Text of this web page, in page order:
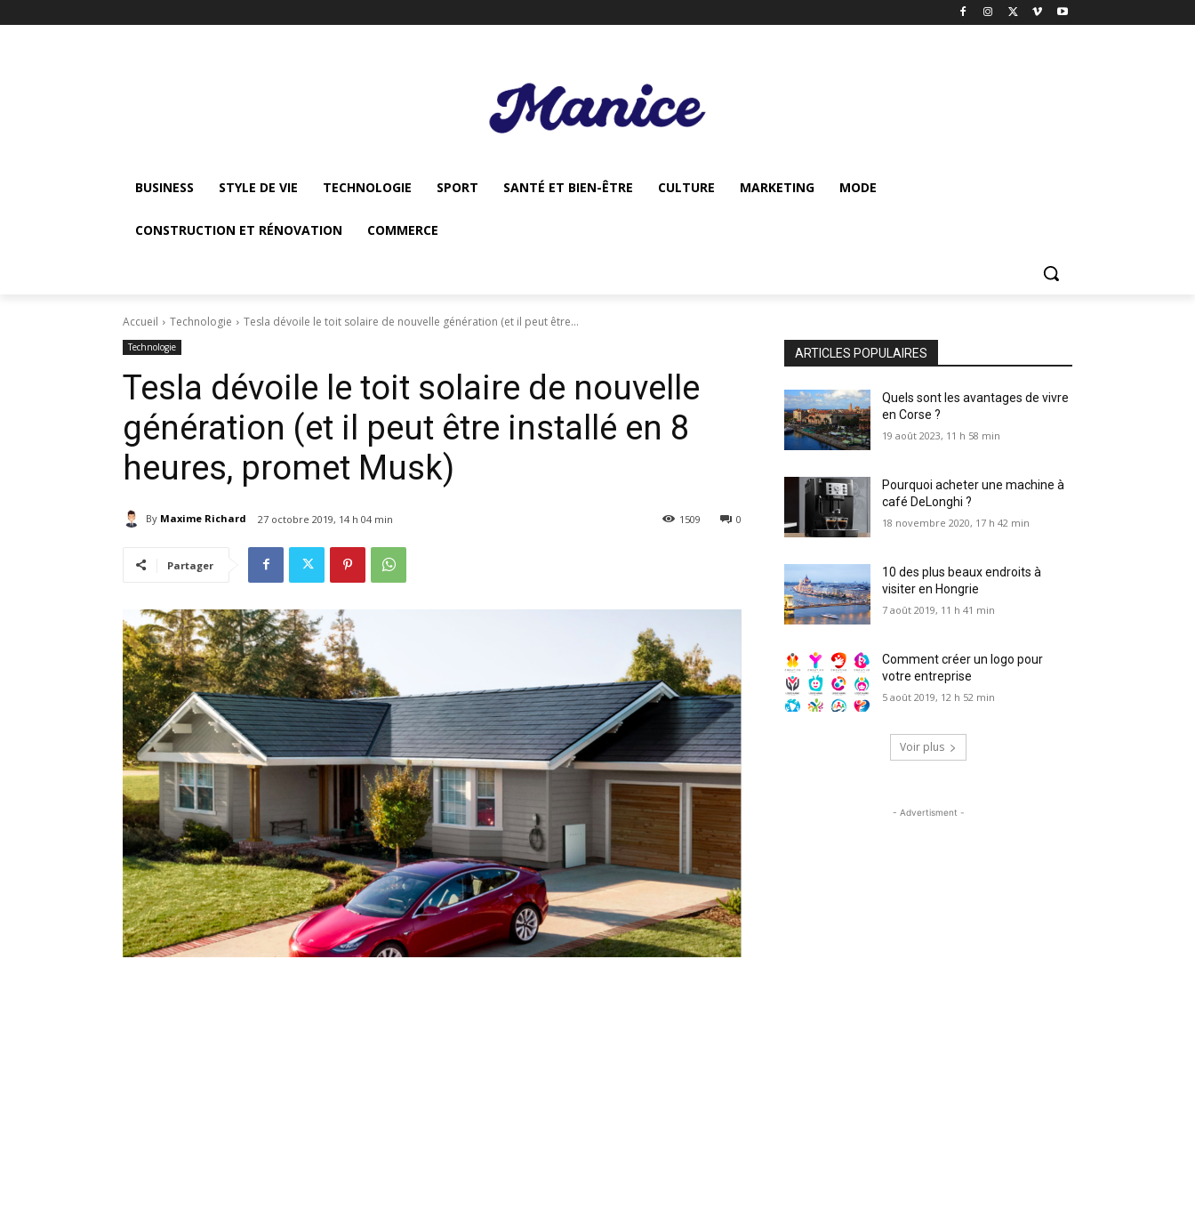
BUSINESS STYLE DE VIE TECHNOLOGIE SPORT SANTÉ ET BIEN-ÊTRE CULTURE MARKETING MODE
CONSTRUCTION ET RÉNOVATION COMMERCE
Accueil Technologie Tesla dévoile le toit solaire de nouvelle génération (et il peut être...
Technologie
Tesla dévoile le toit solaire de nouvelle
génération (et il peut être installé en 8
heures, promet Musk)
By Maxime Richard 27 octobre 2019, 14 h 04 min 0
1509
Partager
ARTICLES POPULAIRES
Quels sont les avantages de vivre
en Corse ?
19 août 2023, 11 h 58 min
Pourquoi acheter une machine à
café DeLonghi ?
18 novembre 2020, 17 h 42 min
10 des plus beaux endroits à
visiter en Hongrie
7 août 2019, 11 h 41 min
Comment créer un logo pour
votre entreprise
5 août 2019, 12 h 52 min
Voir plus
- Advertisment -